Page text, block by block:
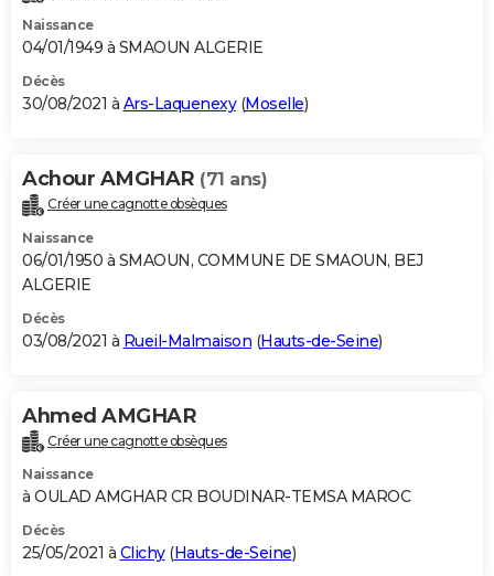
Naissance
04/01/1949 à SMAOUN ALGERIE
Décès
30/08/2021 à Ars-Laquenexy(Moselle)
Achour AMGHAR (71 ans)
Créer une cagnotte obsèques
Naissance
06/01/1950 à SMAOUN, COMMUNE DE SMAOUN, BEJ
ALGERIE
Décès
03/08/2021 à Rueil-Malmaison (Hauts-de-Seine)
Ahmed AMGHAR
Créer une cagnotte obsèques
Naissance
à OULAD AMGHAR CR BOUDINAR-TEMSA MAROC
Décès
25/05/2021 à Clichy(Hauts-de-Seine)